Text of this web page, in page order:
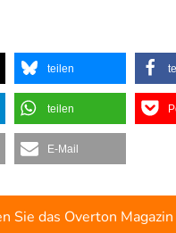
teilen
teilen
E-Mail
Sie das Overton